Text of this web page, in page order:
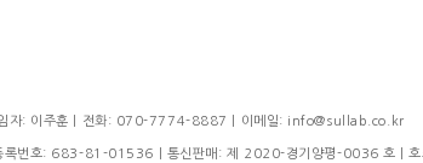
임자: 이주훈 | 전화: 070-7774-8887 | 이메일: info@sullab.co.kr
번호: 683-81-01536 | 통신판매: 제 2020-경기양평-0036 호 |